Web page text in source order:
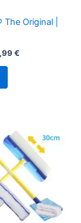
Original |
€
nella
del
prodotto
ha
più
varianti.
Le
opzioni